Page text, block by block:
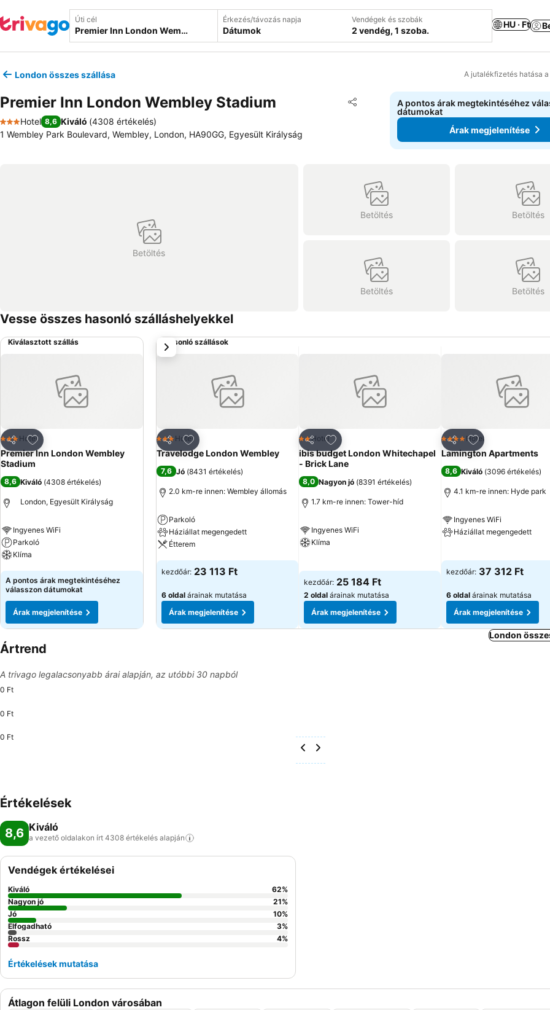
Úti cél Érkezés/távozás napja
Dátumok
Vendégek és szobák
2 vendég, 1 szoba.
HU · Ft
London összes szállása A jutalékfizetés hatása
Premier Inn London Wembley Stadium Megosztás
Hozzáadás a kedvencekhez
3 Kategória
Hotel 8,6 Kiváló (4308 értékelés)
1 Wembley Park Boulevard, Wembley, London, HA90GG, Egyesült Királyság
A pontos árak megtekintéséhez
dátumokat
Árak megjelenítése
Betöltés
Betöltés Betöltés
Betöltés Betöltés
Vesse összes hasonló szálláshelyekkel
Kiválasztott szállás
Megosztás
Hozzáadás a kedvencekhez
3 Kategória
Hotel
Premier Inn London Wembley
Stadium
8,6 Kiváló (4308 értékelés)
London, Egyesült Királyság
Ingyenes WiFi
Parkoló
Klíma
Árak megjelenítése
A pontos árak megtekintéséhez
válasszon dátumokat
Árak megjelenítése
Hasonló szállások
Megosztás
Hozzáadás a kedvencekhez
3 Kategória
Hotel
Travelodge London Wembley
7,6 Jó (8431 értékelés)
2.0 km-re innen: Wembley állomás
Parkoló
Háziállat megengedett
Étterem
Árak megjelenítése
kezdőár: 23 113 Ft
6 oldal árainak mutatása
Árak megjelenítése
Megosztás
Hozzáadás a kedvencekhez
2 Kategória
Hotel
ibis budget London Whitechapel
- Brick Lane
8,0 Nagyon jó (8391 értékelés)
1.7 km-re innen: Tower-híd
Ingyenes WiFi
Klíma
kezdőár: 25 184 Ft
2 oldal árainak mutatása
Árak megjelenítése
Megosztás
Hozzáadás a
4 Kategória
Hotel
Lamington Apartments
8,6 Kiváló (3096 értékelés)
4.1 km-re innen: Hyde park
Ingyenes WiFi
Háziállat megengedett
kezdőár: 37 312 Ft
6 oldal árainak mutatása
Árak megjelenítése
következő
London
Ártrend
A trivago legalacsonyabb árai alapján, az utóbbi 30 napból
0 Ft
0 Ft
0 Ft
Értékelések
8,6 Kiváló
a vezető oldalakon írt 4308 értékelés alapján
Átlagon felüli London városában
Vendégek értékelései
Kiváló 62%
Nagyon jó
21%
Jó
10%
Elfogadható
3%
Rossz
4%
Értékelések mutatása